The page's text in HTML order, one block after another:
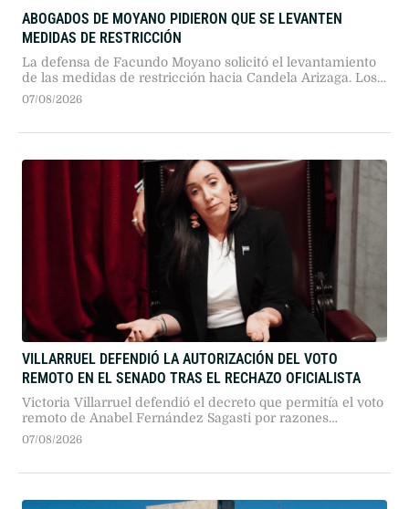
ABOGADOS DE MOYANO PIDIERON QUE SE LEVANTEN
MEDIDAS DE RESTRICCIÓN
La defensa de Facundo Moyano solicitó el levantamiento
de las medidas de restricción hacia Candela Arizaga. Los
abogados fundamentaron el pedido en la declaración de la
manifestó su intención de retomar el vínculo.
VILLARRUEL DEFENDIÓ LA AUTORIZACIÓN DEL VOTO
REMOTO EN EL SENADO TRAS EL RECHAZO OFICIALISTA
Victoria Villarruel defendió el decreto que permitía el voto
remoto de Anabel Fernández Sagasti por razones
médicas, aclarando que la definición quedaba en manos
Bullrich anuló esa posibilidad.